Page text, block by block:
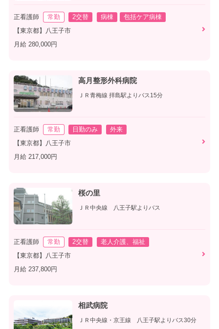
正看護師 常勤 2交替 病棟
包括ケア病棟
【東京都】八王子市
月給 280,000円
高月整形外科病院
ＪＲ青梅線 拝島駅よりバス15分
正看護師 常勤 日勤のみ
外来
【東京都】八王子市
月給 217,000円
桜の里
ＪＲ中央線 八王子駅よりバス
正看護師 常勤 2交替
老人介護、福祉
【東京都】八王子市
月給 237,800円
相武病院
ＪＲ中央線・京王線 八王子駅よりバス30分